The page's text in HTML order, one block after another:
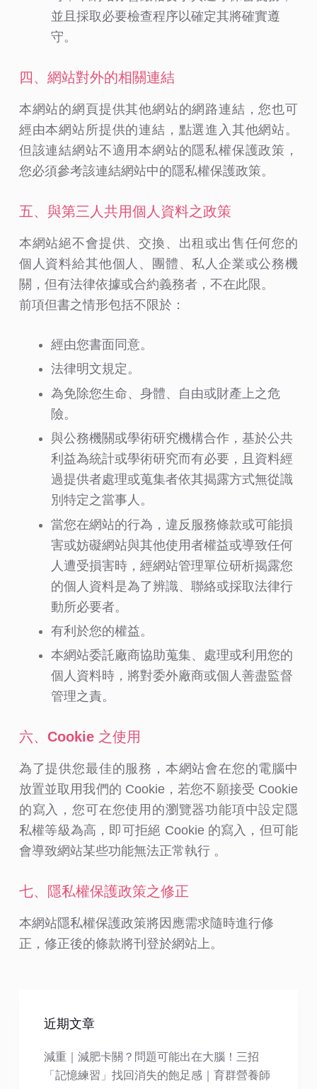
並且採取必要檢查程序以確定其將確實遵
守。
四、網站對外的相關連結
本網站的網頁提供其他網站的網路連結，您也可
經由本網站所提供的連結，點選進入其他網站。
但該連結網站不適用本網站的隱私權保護政策，
您必須參考該連結網站中的隱私權保護政策。
五、與第三人共用個人資料之政策
本網站絕不會提供、交換、出租或出售任何您的
個人資料給其他個人、團體、私人企業或公務機
關，但有法律依據或合約義務者，不在此限。
前項但書之情形包括不限於：
經由您書面同意。
法律明文規定。
為免除您生命、身體、自由或財產上之危
險。
與公務機關或學術研究機構合作，基於公共
利益為統計或學術研究而有必要，且資料經
過提供者處理或蒐集者依其揭露方式無從識
別特定之當事人。
當您在網站的行為，違反服務條款或可能損
害或妨礙網站與其他使用者權益或導致任何
人遭受損害時，經網站管理單位研析揭露您
的個人資料是為了辨識、聯絡或採取法律行
動所必要者。
有利於您的權益。
本網站委託廠商協助蒐集、處理或利用您的
個人資料時，將對委外廠商或個人善盡監督
管理之責。
六、Cookie 之使用
為了提供您最佳的服務，本網站會在您的電腦中
放置並取用我們的 Cookie，若您不願接受 Cookie
的寫入，您可在您使用的瀏覽器功能項中設定隱
私權等級為高，即可拒絕 Cookie 的寫入，但可能
會導致網站某些功能無法正常執行 。
七、隱私權保護政策之修正
本網站隱私權保護政策將因應需求隨時進行修
正，修正後的條款將刊登於網站上。
近期文章
減重｜減肥卡關？問題可能出在大腦！三招
「記憶練習」找回消失的飽足感｜育群營養師